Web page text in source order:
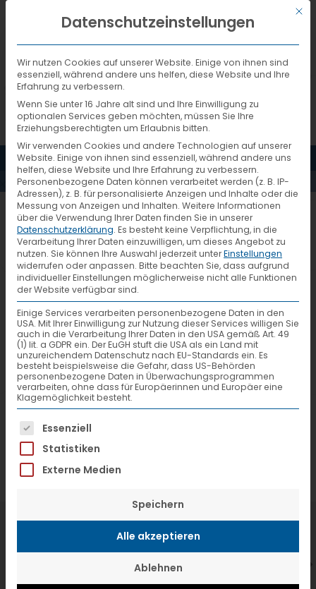
DEUTSCH
MENÜ
MMSCHMIDT
7. Juli 2026
VTL hat neuen Aufsichtsrat gewählt
Mit
Datenschutzeinstellungen
Wir nutzen Cookies auf unserer Website. Einige von ihnen sind
essenziell, während andere uns helfen, diese Website und Ihre
Erfahrung zu verbessern.
Wenn Sie unter 16 Jahre alt sind und Ihre Einwilligung zu
optionalen Services geben möchten, müssen Sie Ihre
Erziehungsberechtigten um Erlaubnis bitten.
Wir verwenden Cookies und andere Technologien auf unserer
Website. Einige von ihnen sind essenziell, während andere uns
helfen, diese Website und Ihre Erfahrung zu verbessern.
Personenbezogene Daten können verarbeitet werden (z. B. IP-
Adressen), z. B. für personalisierte Anzeigen und Inhalte oder die
Messung von Anzeigen und Inhalten. Weitere Informationen
über die Verwendung Ihrer Daten finden Sie in unserer
Datenschutzerklärung. Es besteht keine Verpflichtung, in die
Verarbeitung Ihrer Daten einzuwilligen, um dieses Angebot zu
nutzen. Sie können Ihre Auswahl jederzeit unterEinstellungen
widerrufen oder anpassen. Bitte beachten Sie, dass aufgrund
individueller Einstellungen möglicherweise nicht alle Funktionen
der Website verfügbar sind.
Einige Services verarbeiten personenbezogene Daten in den
USA. Mit Ihrer Einwilligung zur Nutzung dieser Services willigen Sie
auch in die Verarbeitung Ihrer Daten in den USA gemäß Art. 49
(1) lit. a GDPR ein. Der EuGH stuft die USA als ein Land mit
unzureichendem Datenschutz nach EU-Standards ein. Es
besteht beispielsweise die Gefahr, dass US-Behörden
personenbezogene Daten in Überwachungsprogrammen
verarbeiten, ohne dass für Europäerinnen und Europäer eine
Klagemöglichkeit besteht.
Es folgt eine Liste der Service-Gruppen,
Essenziell
Statistiken
Externe Medien
Speichern
Alle akzeptieren
Ablehnen